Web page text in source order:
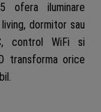
ofera iluminare
dormitor sau
control WiFi si
transforma orice